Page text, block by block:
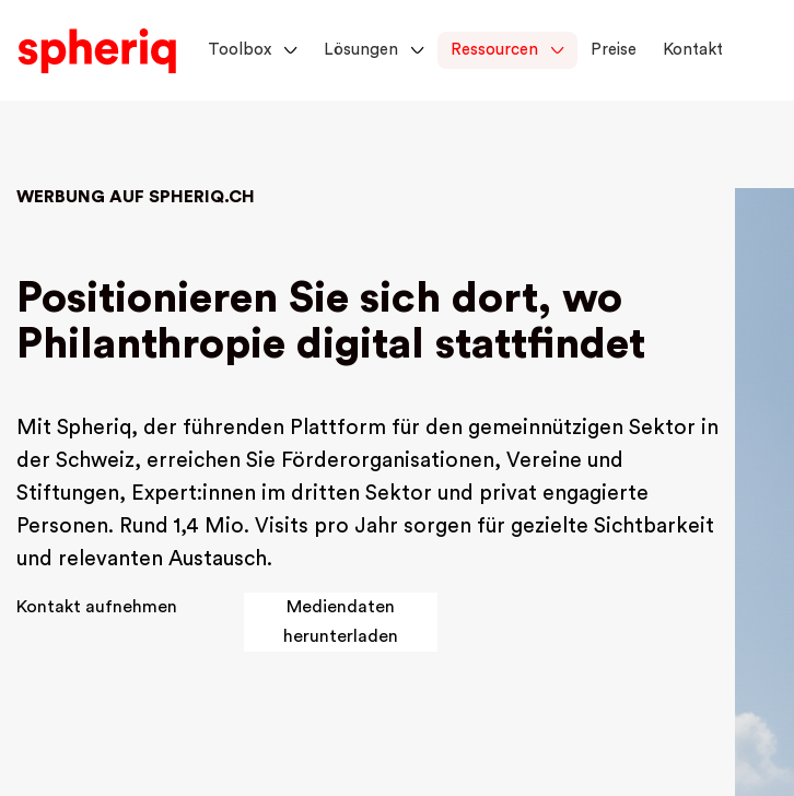
Toolbox Lösungen Ressourcen Preise Kontakt
WERBUNG AUF SPHERIQ.CH
Positionieren Sie sich dort, wo
Philanthropie digital stattfindet
Mit Spheriq, der führenden Plattform für den gemeinnützigen Sektor in
der Schweiz, erreichen Sie Förderorganisationen, Vereine und
Stiftungen, Expert:innen im dritten Sektor und privat engagierte
Personen. Rund 1,4 Mio. Visits pro Jahr sorgen für gezielte Sichtbarkeit
und relevanten Austausch.
Kontakt aufnehmen
Mediendaten
herunterladen